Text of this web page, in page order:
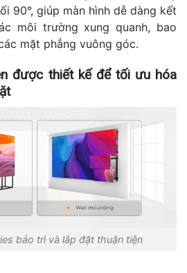
90°, giúp màn hình dễ dàng kết
môi trường xung quanh, bao
mặt phẳng vuông góc.
được thiết kế để tối ưu hóa
bảo trì và lắp đặt thuận tiện